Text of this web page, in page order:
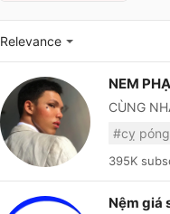
Relevance
NEM
CÙNG
#cỵ
395K
Nệm giá